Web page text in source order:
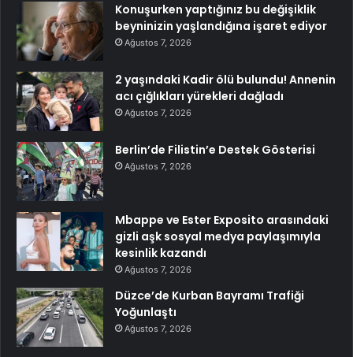
Konuşurken yaptığınız bu değişiklik
beyninizin yaşlandığına işaret ediyor
Ağustos 7, 2026
2 yaşındaki Kadir ölü bulundu! Annenin
acı çığlıkları yürekleri dağladı
Ağustos 7, 2026
Berlin’de Filistin’e Destek Gösterisi
Ağustos 7, 2026
Mbappe ve Ester Exposito arasındaki
gizli aşk sosyal medya paylaşımıyla
kesinlik kazandı
Ağustos 7, 2026
Düzce’de Kurban Bayramı Trafiği
Yoğunlaştı
Ağustos 7, 2026